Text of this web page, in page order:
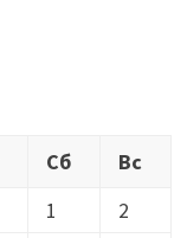
Сб
Вс
1
2